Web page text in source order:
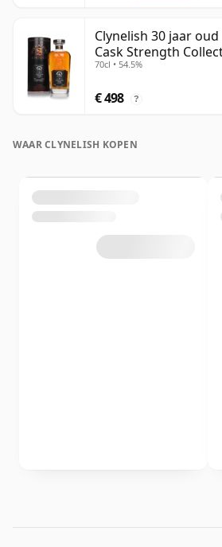
Clynelish 30 jaar oud
Cask Strength
70cl • 54.5%
€ 498 ?
WAAR CLYNELISH KOPEN